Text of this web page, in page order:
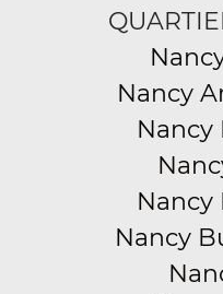
Nancy
Nancy
Nancy
Nancy